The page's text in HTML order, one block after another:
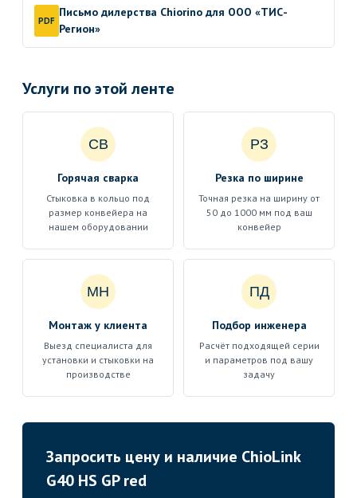
PDF
Письмо дилерства Chiorino для ООО «ТИС-
Регион»
Услуги по этой ленте
СВ
Горячая сварка
Стыковка в кольцо под
размер конвейера на
нашем оборудовании
РЗ
Резка по ширине
Точная резка на ширину от
50 до 1000 мм под ваш
конвейер
МН
Монтаж у клиента
Выезд специалиста для
установки и стыковки на
производстве
ПД
Подбор инженера
Расчёт подходящей серии
и параметров под вашу
задачу
Запросить цену и наличие ChioLink
G40 HS GP red